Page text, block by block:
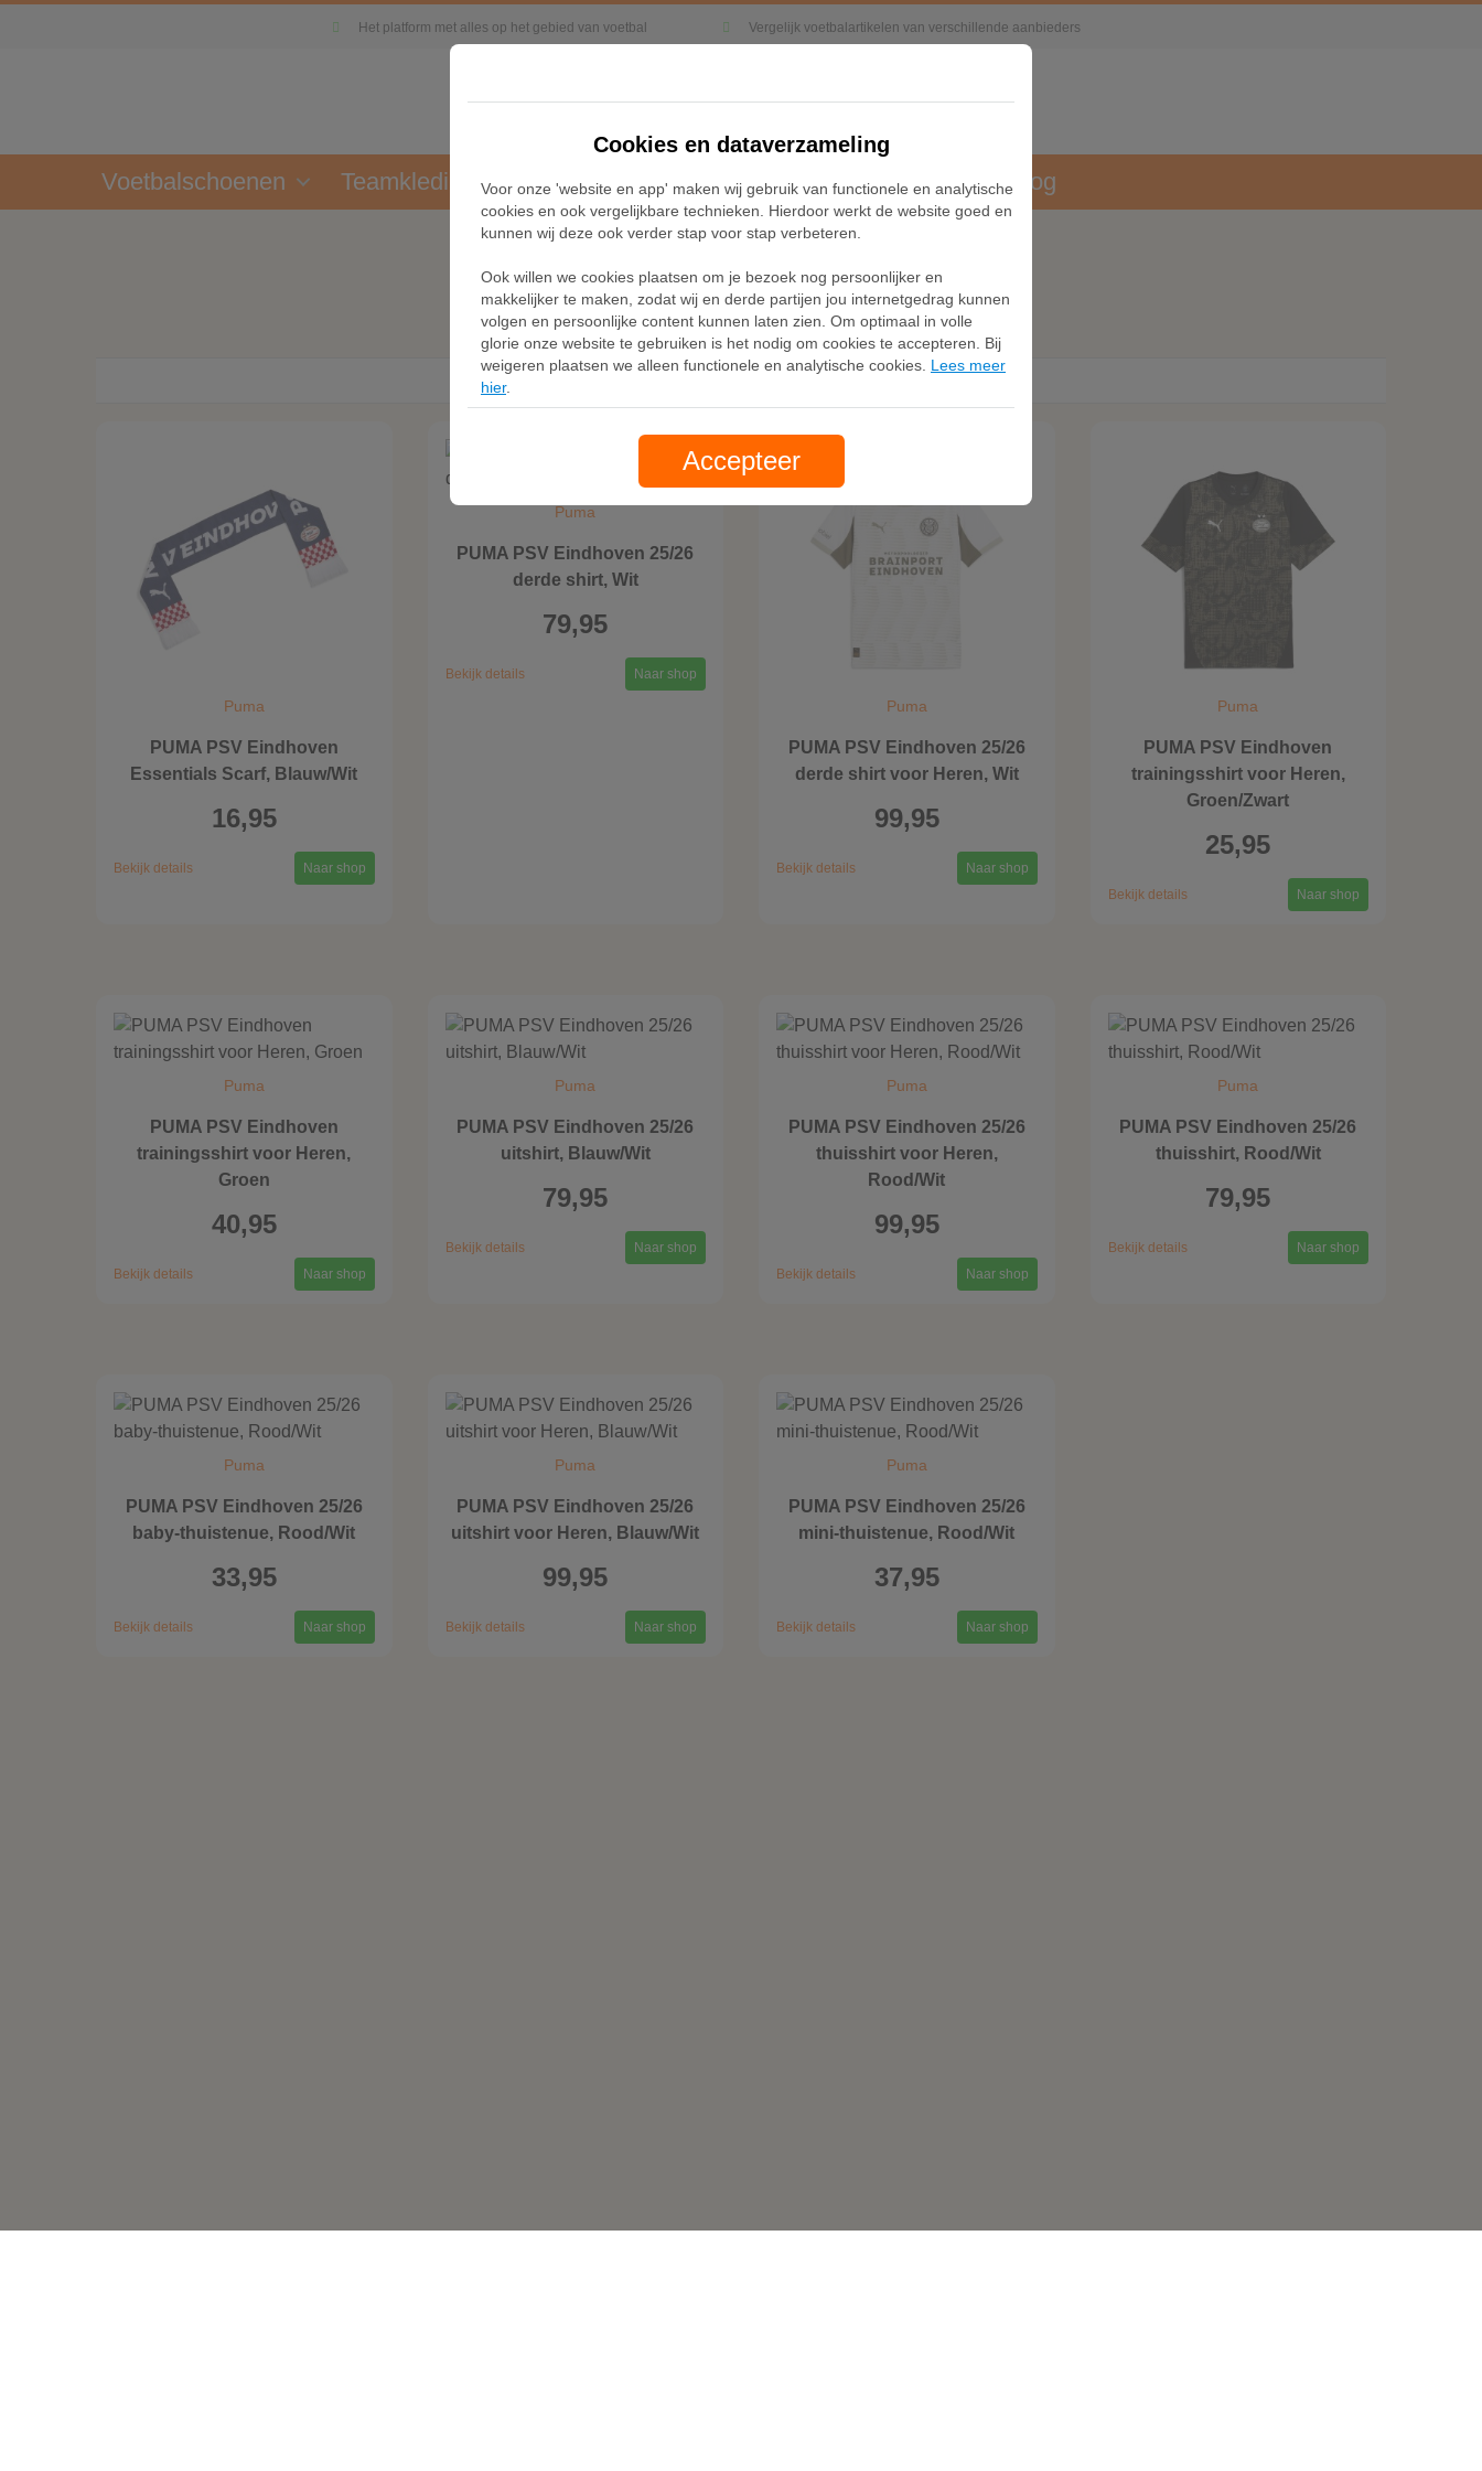
Het platform met alles op het gebied van voetbal Vergelijk voetbalartikelen van verschillende aanbieders
Voetbalschoenen Teamkleding Kleding Sneakers Accessoires Blog
Home PSV
PSV
Puma
PUMA PSV Eindhoven
Essentials Scarf, Blauw/Wit
16,95
Bekijk details Naar shop
Puma
PUMA PSV Eindhoven 25/26
derde shirt, Wit
79,95
Bekijk details Naar shop
Puma
PUMA PSV Eindhoven 25/26
derde shirt voor Heren, Wit
99,95
Bekijk details Naar shop
Puma
PUMA PSV Eindhoven
trainingsshirt voor Heren,
Groen/Zwart
25,95
Bekijk details Naar shop
Puma
PUMA PSV Eindhoven
trainingsshirt voor Heren,
Groen
40,95
Bekijk details Naar shop
Puma
PUMA PSV Eindhoven 25/26
uitshirt, Blauw/Wit
79,95
Bekijk details Naar shop
Puma
PUMA PSV Eindhoven 25/26
thuisshirt voor Heren,
Rood/Wit
99,95
Bekijk details Naar shop
Puma
PUMA PSV Eindhoven 25/26
thuisshirt, Rood/Wit
79,95
Bekijk details Naar shop
Puma
PUMA PSV Eindhoven 25/26
baby-thuistenue, Rood/Wit
33,95
Bekijk details Naar shop
Puma
PUMA PSV Eindhoven 25/26
uitshirt voor Heren, Blauw/Wit
99,95
Bekijk details Naar shop
Puma
PUMA PSV Eindhoven 25/26
mini-thuistenue, Rood/Wit
37,95
Bekijk details Naar shop
Cookies en dataverzameling
Voor onze 'website en app' maken wij gebruik van functionele en analytische
cookies en ook vergelijkbare technieken. Hierdoor werkt de website goed en
kunnen wij deze ook verder stap voor stap verbeteren.
Ook willen we cookies plaatsen om je bezoek nog persoonlijker en
makkelijker te maken, zodat wij en derde partijen jou internetgedrag kunnen
volgen en persoonlijke content kunnen laten zien. Om optimaal in volle
glorie onze website te gebruiken is het nodig om cookies te accepteren. Bij
weigeren plaatsen we alleen functionele en analytische cookies. Lees meer
hier.
Accepteer